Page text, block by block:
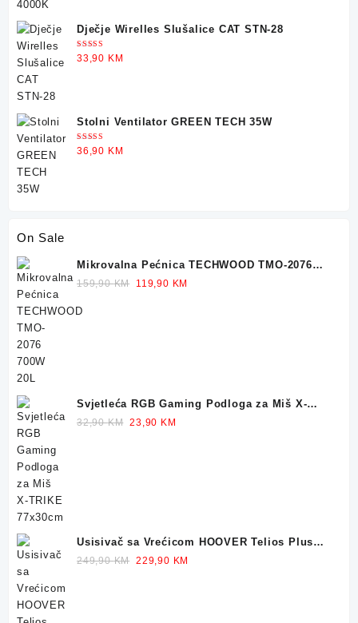
Dječje Wirelles Slušalice CAT STN-28
Ocjenjeno
5.00od 5
33,90 KM
Stolni Ventilator GREEN TECH 35W
Ocjenjeno
5.00od 5
36,90 KM
On Sale
Mikrovalna Pećnica TECHWOOD TMO-2076
700W 20L
159,90KM
Original
119,90 KM
Svjetleća RGB Gaming Podloga za Miš X-
TRIKE 77x30cm
32,90KM Original
23,90 KM
Usisivač sa Vrećicom HOOVER Telios Plus
TE70 700W
249,90KM Original
229,90 KM